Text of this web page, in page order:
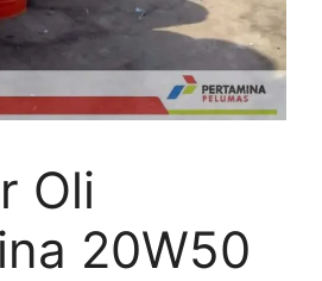
Oli
20W50